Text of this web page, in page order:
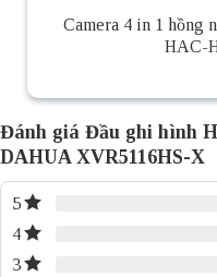
Camera 4 in 1 hồng
HAC-
Đánh giá Đầu ghi hình
DAHUA XVR5116HS-X
5
4
3